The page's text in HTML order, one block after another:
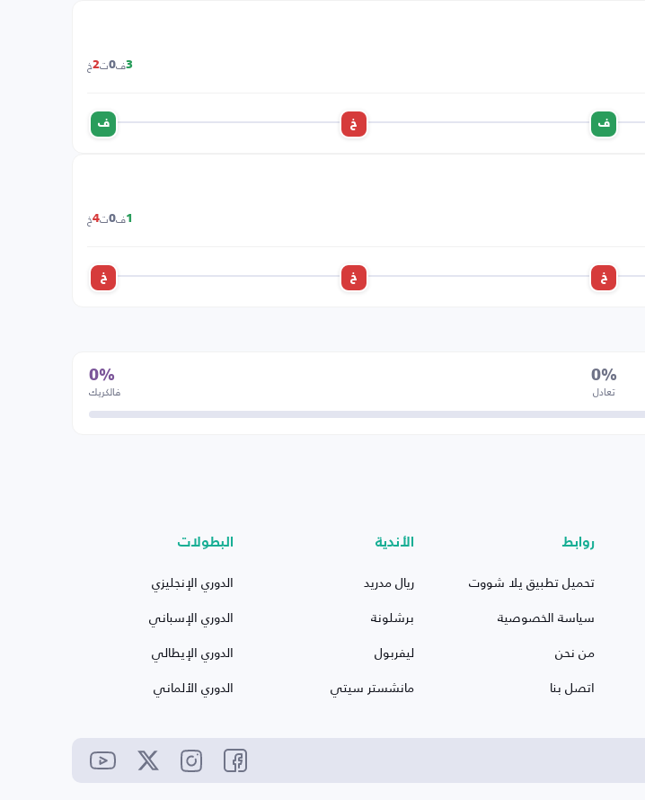
3ف0ت2خ
ف خ ف
1ف0ت4خ
خ خ خ
0%
تعادل
0%
فالكريك
روابط
تحميل تطبيق يلا شووت
سياسة الخصوصية
من نحن
اتصل بنا
الأندية
ريال مدريد
برشلونة
ليفربول
مانشستر سيتي
البطولات
الدوري الإنجليزي
الدوري الإسباني
الدوري الإيطالي
الدوري الألماني